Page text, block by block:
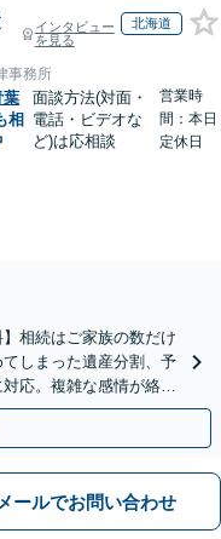
インタビュー
を見る
北海道
事務所
葉
相
面談方法(対面・
電話・ビデオな
ど)は応相談
営業時
間：本日
定休日
相続はご家族の数だけ
しまった遺産分割、予
応。複雑な感情が絡む
面談可。
メールでお問い合わせ